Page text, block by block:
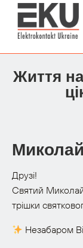
Життя
Друзі!
Святий
трішки
Незабаром